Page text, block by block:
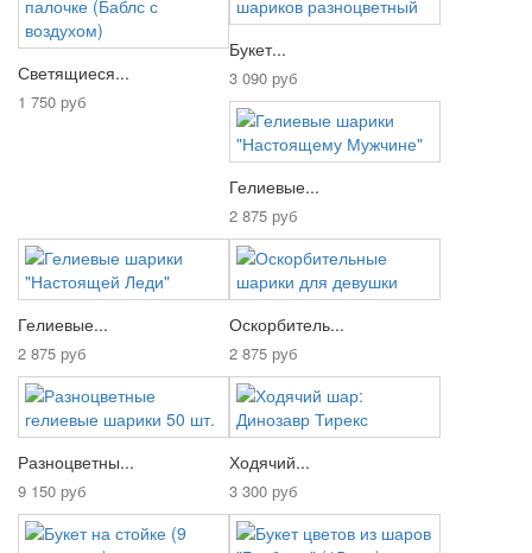
Светящиеся...
1 750 руб
Букет...
3 090 руб
Гелиевые...
2 875 руб
Гелиевые...
2 875 руб
Оскорбитель...
2 875 руб
Разноцветны...
9 150 руб
Ходячий...
3 300 руб